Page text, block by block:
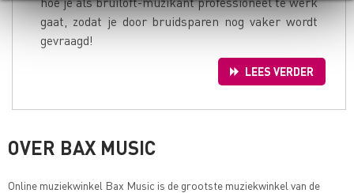
gaat, zodat je door bruidsparen nog vaker wordt
gevraagd!
LEES VERDER
OVER BAX MUSIC
Online muziekwinkel Bax Music is de grootste muziekwinkel van de